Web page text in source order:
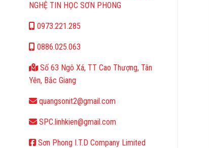
NGHỆ TIN HỌC SƠN PHONG
0973.221.285
0886.025.063
Số 63 Ngô Xá, TT Cao Thượng, Tân
Yên, Bắc Giang
quangsonit2@gmail.com
SPC.linhkien@gmail.com
Sơn Phong I.T.D Company Limited